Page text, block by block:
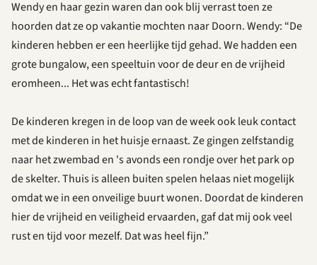
Wendy en haar gezin waren dan ook blij verrast toen ze
hoorden dat ze op vakantie mochten naar Doorn. Wendy: “De
kinderen hebben er een heerlijke tijd gehad. We hadden een
grote bungalow, een speeltuin voor de deur en de vrijheid
eromheen... Het was echt fantastisch!
De kinderen kregen in de loop van de week ook leuk contact
met de kinderen in het huisje ernaast. Ze gingen zelfstandig
naar het zwembad en 's avonds een rondje over het park op
de skelter. Thuis is alleen buiten spelen helaas niet mogelijk
omdat we in een onveilige buurt wonen. Doordat de kinderen
hier de vrijheid en veiligheid ervaarden, gaf dat mij ook veel
rust en tijd voor mezelf. Dat was heel fijn.”